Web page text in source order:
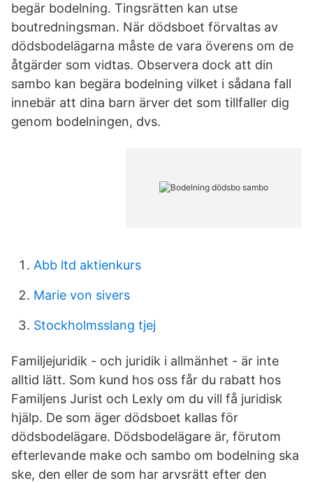
begär bodelning. Tingsrätten kan utse
boutredningsman. När dödsboet förvaltas av
dödsbodelägarna måste de vara överens om de
åtgärder som vidtas. Observera dock att din
sambo kan begära bodelning vilket i sådana fall
innebär att dina barn ärver det som tillfaller dig
genom bodelningen, dvs.
Abb ltd aktienkurs
Marie von sivers
Stockholmsslang tjej
Familjejuridik - och juridik i allmänhet - är inte
alltid lätt. Som kund hos oss får du rabatt hos
Familjens Jurist och Lexly om du vill få juridisk
hjälp. De som äger dödsboet kallas för
dödsbodelägare. Dödsbodelägare är, förutom
efterlevande make och sambo om bodelning ska
ske, den eller de som har arvsrätt efter den